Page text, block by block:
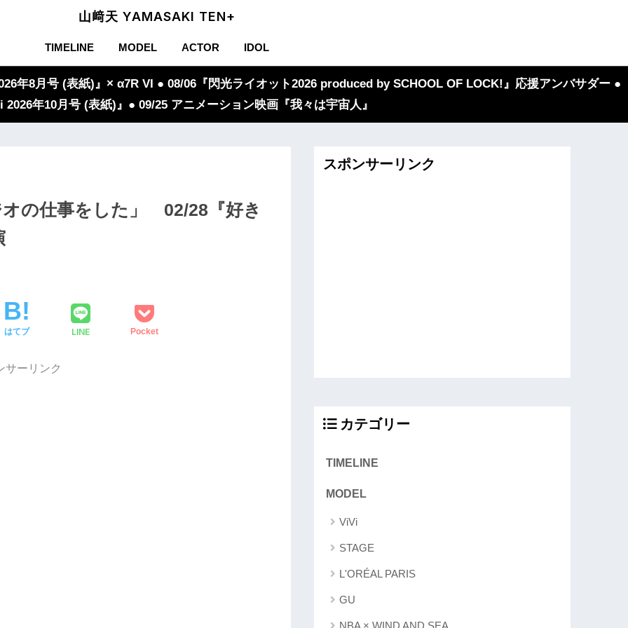
山﨑天 YAMASAKI TEN+
TIMELINE MODEL ACTOR IDOL
年8月号 (表紙)』× α7R VI ● 08/06『閃光ライオット2026 produced by SCHOOL OF LOCK!』応援アンバサダー ●
2026年10月号 (表紙)』● 09/25 アニメーション映画『我々は宇宙人』
の仕事をした」 02/28『好き
はてブ LINE Pocket
サーリンク
スポンサーリンク
カテゴリー
TIMELINE
MODEL
ViVi
STAGE
L'ORÉAL PARIS
GU
NBA × WIND AND SEA